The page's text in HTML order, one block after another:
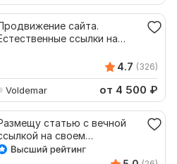
сайта.
ссылки на
4.7 (326)
Voldemar от 4 500 ₽
статью с вечной
на своем
IT сайте - DR 47